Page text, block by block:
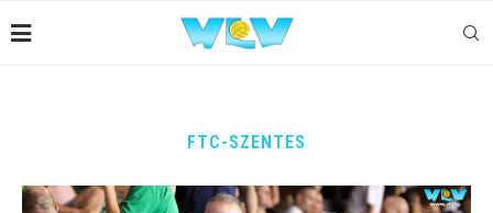
FTC-SZENTES